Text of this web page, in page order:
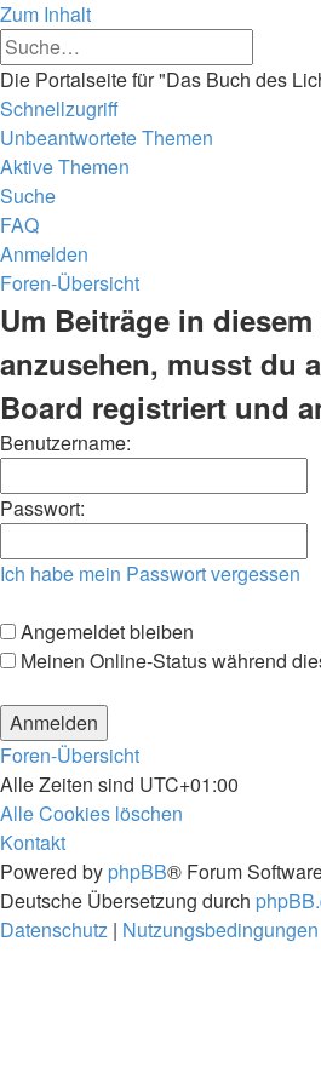
Zum Inhalt
Suche
Suche
Die Portalseite für "Das Buch des
Schnellzugriff
Unbeantwortete Themen
Aktive Themen
Suche
FAQ
Anmelden
Foren-Übersicht
Suche
Um Beiträge in
anzusehen, musst du
Board registriert und
Benutzername:
Passwort:
Ich habe mein Passwort vergessen
Angemeldet bleiben
Meinen Online-Status während
Foren-Übersicht
Alle Zeiten sind UTC+01:00
Alle Cookies löschen
Kontakt
Powered by phpBB® Forum
Deutsche Übersetzung durch
Datenschutz | Nutzungsbedingungen